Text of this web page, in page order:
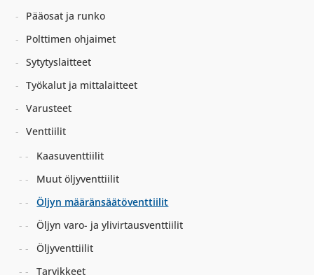
Pääosat ja runko
Polttimen ohjaimet
Sytytyslaitteet
Työkalut ja mittalaitteet
Varusteet
Venttiilit
Kaasuventtiilit
Muut öljyventtiilit
Öljyn määränsäätöventtiilit
Öljyn varo- ja ylivirtausventtiilit
Öljyventtiilit
Tarvikkeet